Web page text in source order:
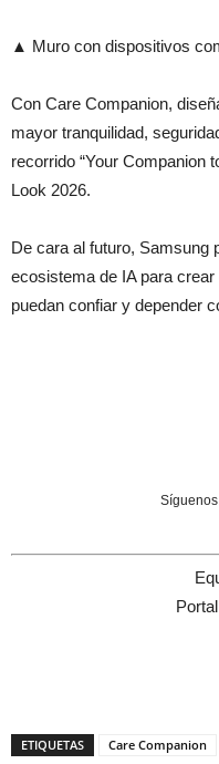
▲ Muro con dispositivos
Con Care Companion,
mayor tranquilidad,
recorrido “Your Companion
Look 2026.
De cara al futuro, Samsung
ecosistema de IA para
puedan confiar y depender
ETIQUETAS Care Companion